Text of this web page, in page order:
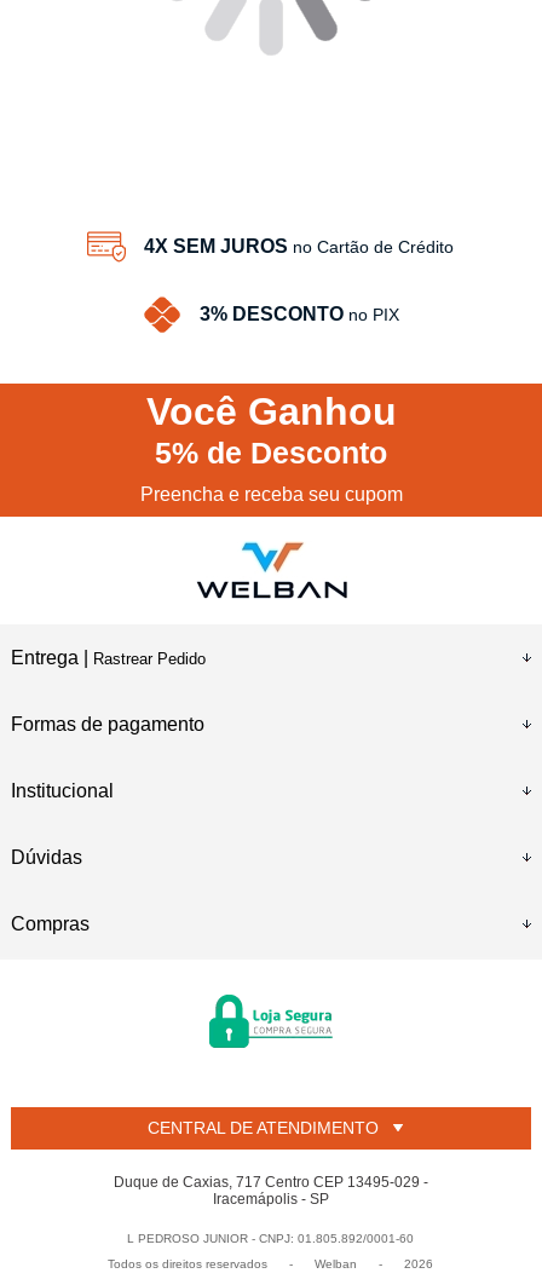
4X SEM JUROS no Cartão de Crédito
3% DESCONTO no PIX
Você Ganhou
5% de Desconto
Preencha e receba seu cupom
Entrega | Rastrear Pedido
Formas de pagamento
Institucional
Dúvidas
Compras
CENTRAL DE ATENDIMENTO
Duque de Caxias, 717 Centro CEP 13495-029 -
Iracemápolis - SP
L PEDROSO JUNIOR - CNPJ: 01.805.892/0001-60
Todos os direitos reservados
- Welban - 2026